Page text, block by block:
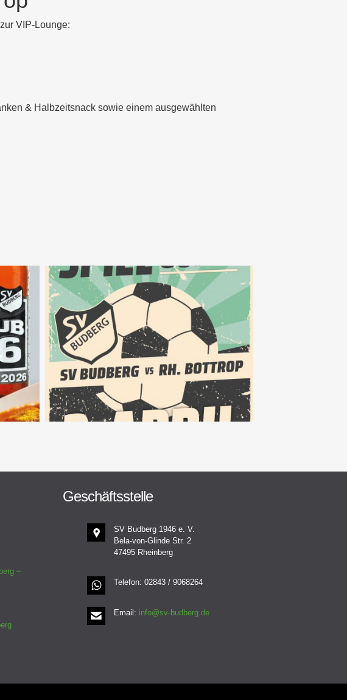
VIP-Lounge:
& Halbzeitsnack sowie einem ausgewählten
–
Geschäftsstelle
SV Budberg 1946 e. V.
Bela-von-Glinde Str. 2
47495 Rheinberg
Telefon: 02843 / 9068264
Email: info@sv-budberg.de